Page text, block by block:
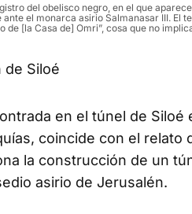
del obelisco negro, en el que
ante el monarca asirio Salmanasar III. El
de [la Casa de] Omri”, cosa que no
de Siloé
en el túnel de
coincide con el relato
la construcción de un
asirio de Jerusalén.